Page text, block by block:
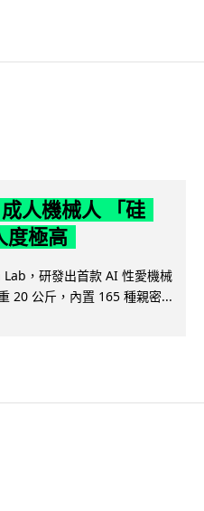
人機械人 「硅
度極高
，研發出首款 AI 性愛機械
20 公斤，內置 165 種親密...